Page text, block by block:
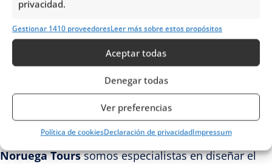
privacidad.
Gestionar 1410 proveedoresLeer más sobre estos propósitos
Aceptar todas
Denegar todas
Ver preferencias
Política de cookiesDeclaración de privacidadImpressum
ingeniería humana.
Elige elTren de Raumasi prefieres un ambiente
más tranquilo y cinematográfico (¡aquí se rodó
y el misterio del príncipe
la alta montaña alpina y buscas una experiencia
de desconexión profunda.
¿Tienes dudas sobre cómo encajar estos trayectos
en tus próximas vacaciones? No te preocupes. En
Noruega Tourssomos especialistas en diseñar el